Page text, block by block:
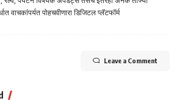
वाचकांपर्यत पोहचवीणारा डिजिटल प्लॅटफॉर्म
Leave a Comment